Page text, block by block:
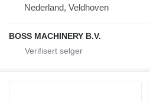
Nederland, Veldhoven
BOSS MACHINERY B.V.